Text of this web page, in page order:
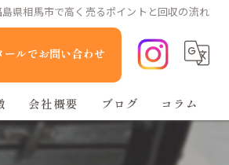
県相馬市で高く売るポイントと回収の流れ
ールでお問い合わせ
会社概要 ブログ コラム